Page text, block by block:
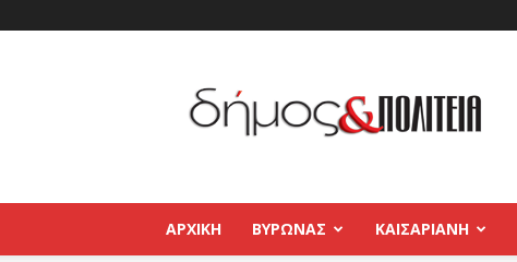
και
Πολιτεία
Βύρωνας
–
Παγκράτι
ΑΡΧΙΚΉ ΒΥΡΩΝΑΣ ΚΑΙΣΑΡΙΑΝΗ